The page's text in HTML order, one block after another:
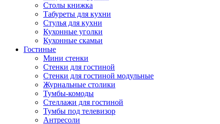
Столы книжка
Табуреты для кухни
Стулья для кухни
Кухонные уголки
Кухонные скамьи
Гостиные
Мини стенки
Стенки для гостиной
Стенки для гостиной модульные
Журнальные столики
Тумбы-комоды
Стеллажи для гостиной
Тумбы под телевизор
Антресоли